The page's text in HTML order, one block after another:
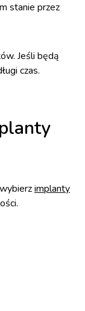
stanie przez
Jeśli będą
czas.
implanty